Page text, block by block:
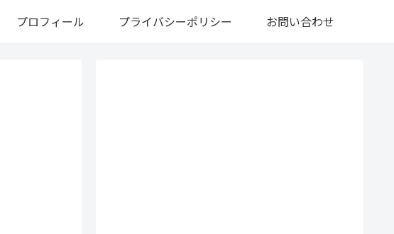
プロフィール プライバシーポリシー お問い合わせ